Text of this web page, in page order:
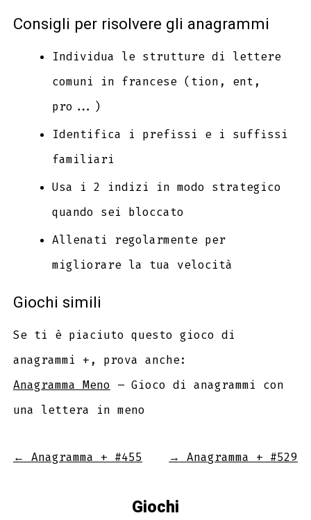
Consigli per risolvere gli anagrammi
Individua le strutture di lettere
comuni in francese (tion, ent,
pro...)
Identifica i prefissi e i suffissi
familiari
Usa i 2 indizi in modo strategico
quando sei bloccato
Allenati regolarmente per
migliorare la tua velocità
Giochi simili
Se ti è piaciuto questo gioco di
anagrammi +, prova anche:
Anagramma Meno – Gioco di anagrammi con
una lettera in meno
← Anagramma + #455 → Anagramma + #529
Giochi